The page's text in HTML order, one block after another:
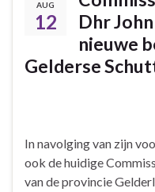
AUG
12
Dhr
nieuwe
Gelderse
In navolging van zijn
ook de huidige
van de provincie